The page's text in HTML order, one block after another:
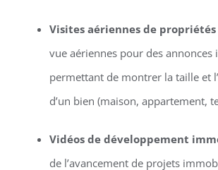
Visites aériennes de propriétés
vue aériennes pour des annonces
permettant de montrer la taille et
d’un bien (maison, appartement,
Vidéos de développement
de l’avancement de projets